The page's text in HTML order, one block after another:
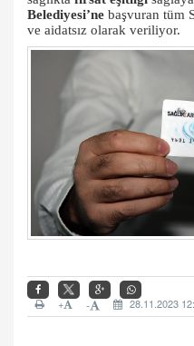
Belediyesi’ne başvuran tüm
ve aidatsız olarak veriliyor.
28.11.2023
-
+